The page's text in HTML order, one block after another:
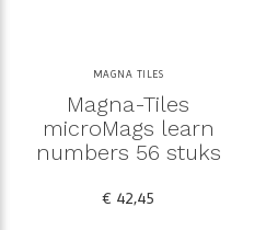
MAGNA TILES
Magna-Tiles
microMags learn
numbers 56 stuks
€ 42,45